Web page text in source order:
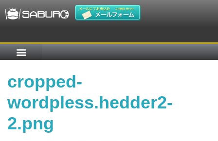
cropped-
wordpless.hedder2-
2.png